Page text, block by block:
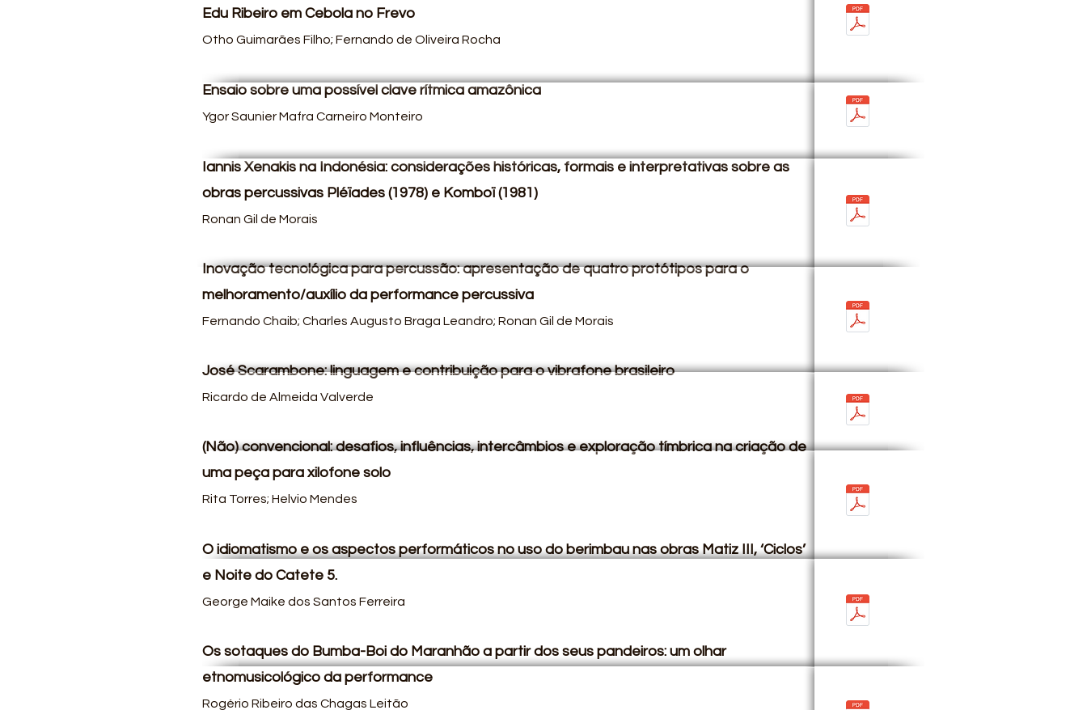
Edu Ribeiro em Cebola no Frevo
Otho Guimarães Filho; Fernando de Oliveira Rocha
Ensaio sobre uma possível clave rítmica amazônica
Ygor Saunier Mafra Carneiro Monteiro
Iannis Xenakis na Indonésia: considerações históricas, formais e interpretativas sobre as
obras percussivas Pléïades (1978) e Komboï (1981)
Ronan Gil de Morais
Inovação tecnológica para percussão: apresentação de quatro protótipos para o
melhoramento/auxílio da performance percussiva
Fernando Chaib; Charles Augusto Braga Leandro; Ronan Gil de Morais
José Scarambone: linguagem e contribuição para o vibrafone brasileiro
Ricardo de Almeida Valverde
(Não) convencional: desafios, influências, intercâmbios e exploração tímbrica na criação de
uma peça para xilofone solo
Rita Torres; Helvio Mendes
O idiomatismo e os aspectos performáticos no uso do berimbau nas obras Matiz III, ‘Ciclos’
e Noite do Catete 5.
George Maike dos Santos Ferreira
Os sotaques do Bumba-Boi do Maranhão a partir dos seus pandeiros: um olhar
etnomusicológico da performance
Rogério Ribeiro das Chagas Leitão